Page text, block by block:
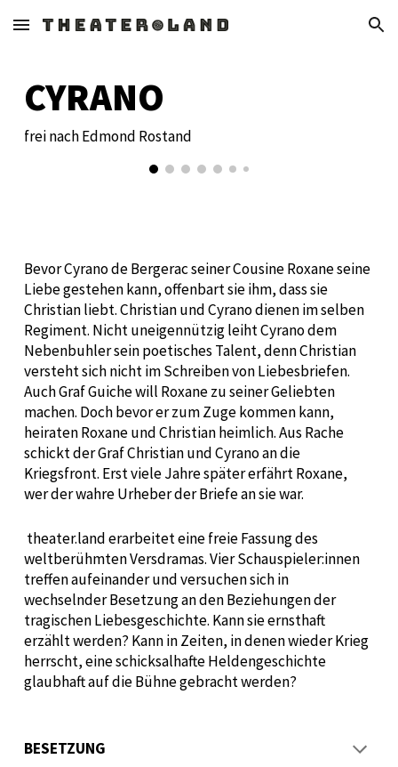
Skip to main content Skip to navigation
CYRANO
frei nach Edmond Rostand
Bevor Cyrano de Bergerac seiner Cousine Roxane seine
Liebe gestehen kann, offenbart sie ihm, dass sie
Christian liebt. Christian und Cyrano dienen im selben
Regiment. Nicht uneigennützig leiht Cyrano dem
Nebenbuhler sein poetisches Talent, denn Christian
versteht sich nicht im Schreiben von Liebesbriefen.
Auch Graf Guiche will Roxane zu seiner Geliebten
machen. Doch bevor er zum Zuge kommen kann,
heiraten Roxane und Christian heimlich. Aus Rache
schickt der Graf Christian und Cyrano an die
Kriegsfront. Erst viele Jahre später erfährt Roxane,
wer der wahre Urheber der Briefe an sie war.
theater.land erarbeitet eine freie Fassung des
weltberühmten Versdramas. Vier Schauspieler:innen
treffen aufeinander und versuchen sich in
wechselnder Besetzung an den Beziehungen der
tragischen Liebesgeschichte. Kann sie ernsthaft
erzählt werden? Kann in Zeiten, in denen wieder Krieg
herrscht, eine schicksalhafte Heldengeschichte
glaubhaft auf die Bühne gebracht werden?
BESETZUNG